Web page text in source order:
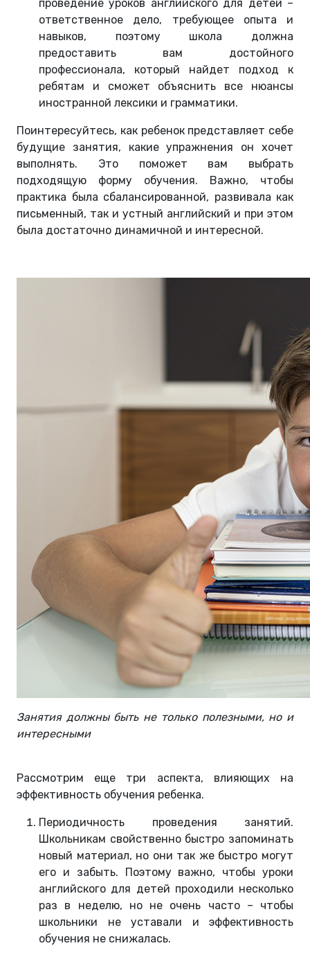
проведение уроков английского для детей –
ответственное дело, требующее опыта и
навыков, поэтому школа должна
предоставить вам достойного
профессионала, который найдет подход к
ребятам и сможет объяснить все нюансы
иностранной лексики и грамматики.
Поинтересуйтесь, как ребенок представляет себе
будущие занятия, какие упражнения он хочет
выполнять. Это поможет вам выбрать
подходящую форму обучения. Важно, чтобы
практика была сбалансированной, развивала как
письменный, так и устный английский и при этом
была достаточно динамичной и интересной.
Занятия должны быть не только полезными, но и
интересными
Рассмотрим еще три аспекта, влияющих на
эффективность обучения ребенка.
Периодичность проведения занятий.
Школьникам свойственно быстро запоминать
новый материал, но они так же быстро могут
его и забыть. Поэтому важно, чтобы уроки
английского для детей проходили несколько
раз в неделю, но не очень часто – чтобы
школьники не уставали и эффективность
обучения не снижалась.